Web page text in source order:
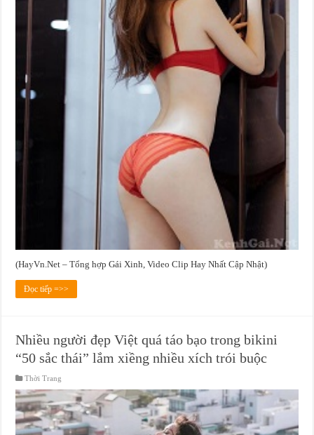
(HayVn.Net – Tổng hợp Gái Xinh, Video Clip Hay Nhất Cập Nhật)
Đọc tiếp =>>
Nhiều người đẹp Việt quá táo bạo trong bikini
“50 sắc thái” lắm xiềng nhiều xích trói buộc
Thời Trang